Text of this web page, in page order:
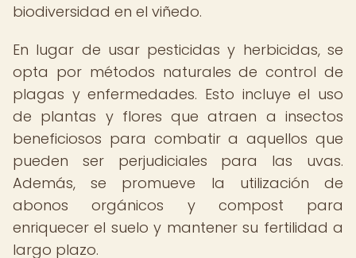
biodiversidad en el viñedo.
En lugar de usar pesticidas y herbicidas, se
opta por métodos naturales de control de
plagas y enfermedades. Esto incluye el uso
de plantas y flores que atraen a insectos
beneficiosos para combatir a aquellos que
pueden ser perjudiciales para las uvas.
Además, se promueve la utilización de
abonos orgánicos y compost para
enriquecer el suelo y mantener su fertilidad a
largo plazo.